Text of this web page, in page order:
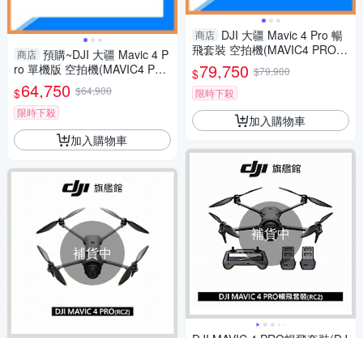
商店 預購~DJI 大疆 Mavic 4 P
ro 單機版 空拍機(MAVIC4 PR
O,公司貨)RC 2遙控器
$64,750 $64,900
限時下殺
加入購物車
補貨中
商店 DJI 大疆 Mavic 4 Pro 暢
飛套裝 空拍機(MAVIC4 PRO,
公司貨)RC 2搖控器
$79,750 $79,900
限時下殺
加入購物車
補貨中